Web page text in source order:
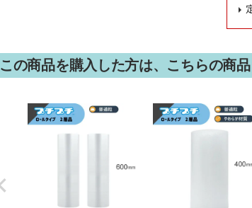
この商品を購入した方は、こちらの商